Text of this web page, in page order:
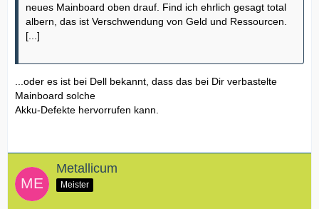
neues Mainboard oben drauf. Find ich ehrlich gesagt total
albern, das ist Verschwendung von Geld und Ressourcen.
[...]
...oder es ist bei Dell bekannt, dass das bei Dir verbastelte
Mainboard solche
Akku-Defekte hervorrufen kann.
Metallicum
Meister